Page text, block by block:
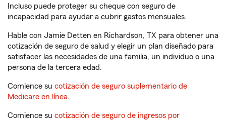
Incluso puede proteger su cheque con seguro de
incapacidad para ayudar a cubrir gastos mensuales.
Hable con Jamie Detten en Richardson, TX para obtener una
cotización de seguro de salud y elegir un plan diseñado para
satisfacer las necesidades de una familia, un individuo o una
persona de la tercera edad.
Comience su cotización de seguro suplementario de
Medicare en línea.
Comience su cotización de seguro de ingresos por